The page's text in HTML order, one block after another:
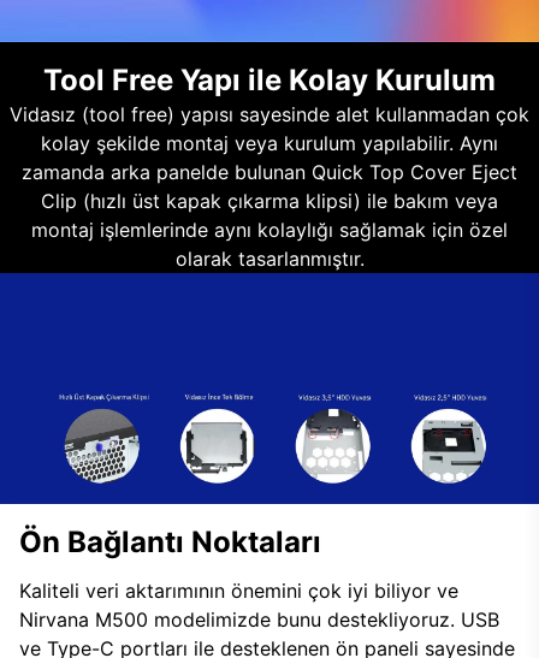
Tool Free Yapı ile Kolay Kurulum
Vidasız (tool free) yapısı sayesinde alet kullanmadan çok
kolay şekilde montaj veya kurulum yapılabilir. Aynı
zamanda arka panelde bulunan Quick Top Cover Eject
Clip (hızlı üst kapak çıkarma klipsi) ile bakım veya
montaj işlemlerinde aynı kolaylığı sağlamak için özel
olarak tasarlanmıştır.
Ön Bağlantı Noktaları
Kaliteli veri aktarımının önemini çok iyi biliyor ve
Nirvana M500 modelimizde bunu destekliyoruz. USB
ve Type-C portları ile desteklenen ön paneli sayesinde